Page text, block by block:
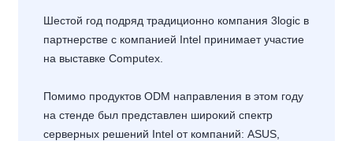
Шестой год подряд традиционно компания 3logic в
партнерстве с компанией Intel принимает участие
на выставке Computex.
Помимо продуктов ODM направления в этом году
на стенде был представлен широкий спектр
серверных решений Intel от компаний: ASUS,